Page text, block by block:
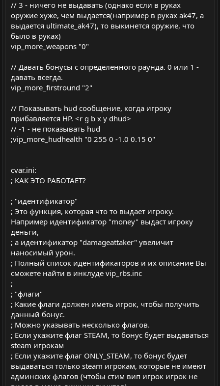
// 3 - ничего не выдавать (однако если в руках
оружие хуже, чем выдается(например в руках ak47, а
выдается ultimate_ak47), то выкинется оружие, что
было в руках)
vip_more_weapons "0"
// Давать бонусы с определенного раунда. 0 или 1 -
давать всегда.
vip_more_firstround "2"
// Показывать hud сообщение, когда игроку
прибавляется HP. <r g b x y dhud>
// -1 - не показывать hud
;vip_more_hudhealth "0 255 0 -1.0 0.15 0"
cvar.ini:
; КАК ЭТО РАБОТАЕТ?
; "идентификатор"
; Это функция, которая что то выдает игроку.
Например идентификатор "money" выдаст игроку
деньги,
; а идентификатор "damageattaker" увеличит
наносимый урон.
; Полный список идентификаторов и их описание Вы
сможете найти в инклуде vip_rbs.inc
;
; "флаги"
; Какие флаги должен иметь игрок, чтобы получить
данный бонус.
; Можно указывать несколько флагов.
; Если укажите флаг STEAM, то бонус будет выдаваться
steam игрокам
; Если укажите флаг ONLY_STEAM, то бонус будет
выдаваться только steam игрокам, которые не имеют
админских флагов (чтобы стим вип игрок игрок не